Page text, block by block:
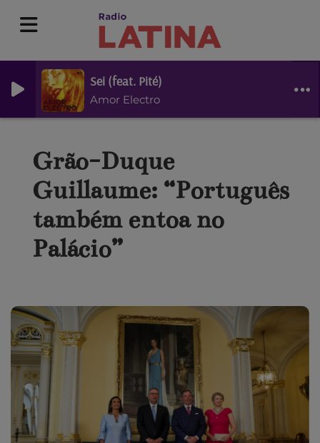
Sei (feat. Pité)
Amor Electro
Grão-Duque
Guillaume: “Português
também entoa no
Palácio”